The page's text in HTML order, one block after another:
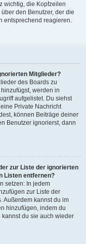
wichtig, die Kopfzeilen
den Benutzer, der die
entsprechend reagieren.
Mitglieder?
des Boards zu
werden in
aufgelistet. Du siehst
Private Nachricht
können Beiträge deiner
Benutzer ignorierst, dann
zur Liste der ignorierten
Listen entfernen?
setzen: In jedem
zur Liste der
Außerdem kannst du im
hinzufügen, indem du
du sie auch wieder